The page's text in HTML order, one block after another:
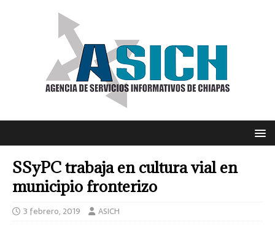
SSyPC trabaja en cultura vial en
municipio fronterizo
3 febrero, 2019 ASICH